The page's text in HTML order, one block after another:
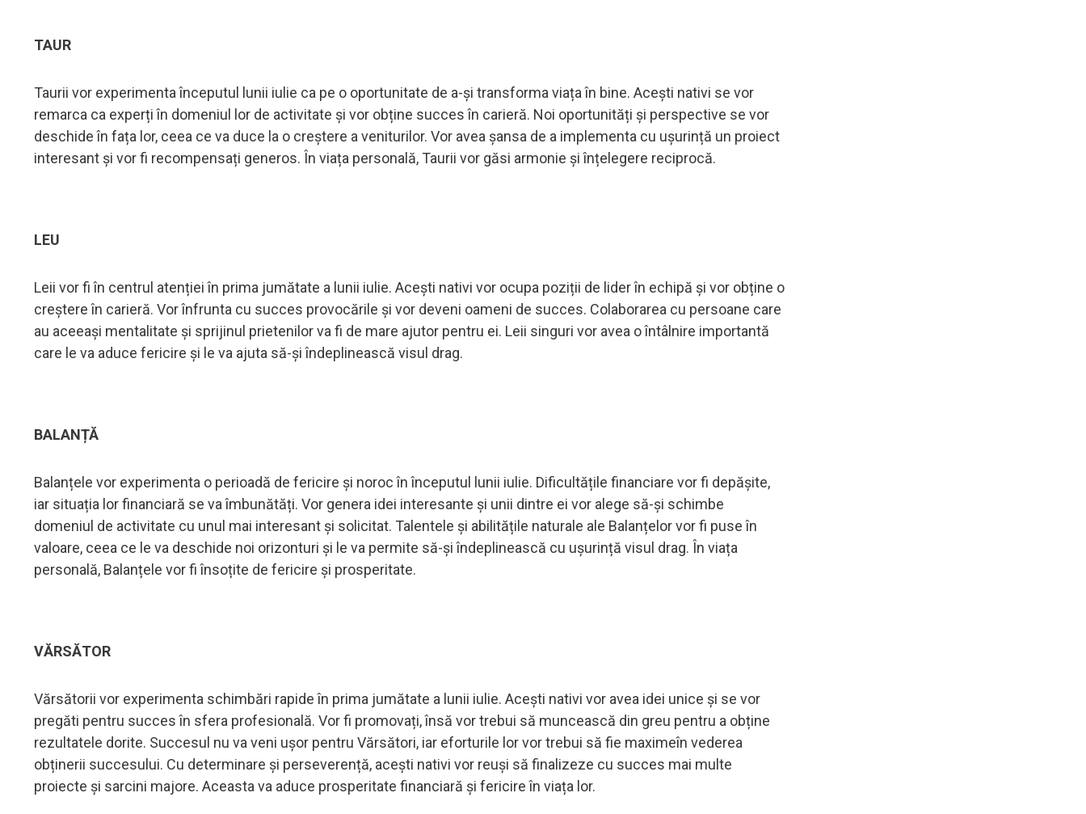
TAUR
Taurii vor experimenta începutul lunii iulie ca pe o oportunitate de a-și transforma viața în bine. Acești nativi se vor
remarca ca experți în domeniul lor de activitate și vor obține succes în carieră. Noi oportunități și perspective se vor
deschide în fața lor, ceea ce va duce la o creștere a veniturilor. Vor avea șansa de a implementa cu ușurință un proiect
interesant și vor fi recompensați generos. În viața personală, Taurii vor găsi armonie și înțelegere reciprocă.
LEU
Leii vor fi în centrul atenției în prima jumătate a lunii iulie. Acești nativi vor ocupa poziții de lider în echipă și vor obține o
creștere în carieră. Vor înfrunta cu succes provocările și vor deveni oameni de succes. Colaborarea cu persoane care
au aceeași mentalitate și sprijinul prietenilor va fi de mare ajutor pentru ei. Leii singuri vor avea o întâlnire importantă
care le va aduce fericire și le va ajuta să-și îndeplinească visul drag.
BALANȚĂ
Balanțele vor experimenta o perioadă de fericire și noroc în începutul lunii iulie. Dificultățile financiare vor fi depășite,
iar situația lor financiară se va îmbunătăți. Vor genera idei interesante și unii dintre ei vor alege să-și schimbe
domeniul de activitate cu unul mai interesant și solicitat. Talentele și abilitățile naturale ale Balanțelor vor fi puse în
valoare, ceea ce le va deschide noi orizonturi și le va permite să-și îndeplinească cu ușurință visul drag. În viața
personală, Balanțele vor fi însoțite de fericire și prosperitate.
VĂRSĂTOR
Vărsătorii vor experimenta schimbări rapide în prima jumătate a lunii iulie. Acești nativi vor avea idei unice și se vor
pregăti pentru succes în sfera profesională. Vor fi promovați, însă vor trebui să muncească din greu pentru a obține
rezultatele dorite. Succesul nu va veni ușor pentru Vărsători, iar eforturile lor vor trebui să fie maximeîn vederea
obținerii succesului. Cu determinare și perseverență, acești nativi vor reuși să finalizeze cu succes mai multe
proiecte și sarcini majore. Aceasta va aduce prosperitate financiară și fericire în viața lor.